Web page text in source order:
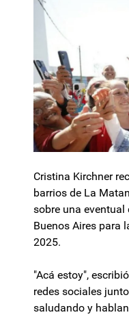
Cristina Kirchner
barrios de La
sobre una
Buenos Aires para
2025.
"Acá estoy",
redes sociales
saludando y